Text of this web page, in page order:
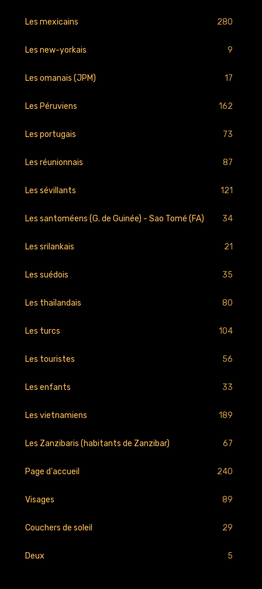
Les mexicains 280
Les new-yorkais 9
Les omanais (JPM) 17
Les Péruviens 162
Les portugais 73
Les réunionnais 87
Les sévillants 121
Les santoméens (G. de Guinée) - Sao Tomé (FA) 34
Les srilankais 21
Les suédois 35
Les thaïlandais 80
Les turcs 104
Les touristes 56
Les enfants 33
Les vietnamiens 189
Les Zanzibaris (habitants de Zanzibar) 67
Page d'accueil 240
Visages 89
Couchers de soleil 29
Deux 5